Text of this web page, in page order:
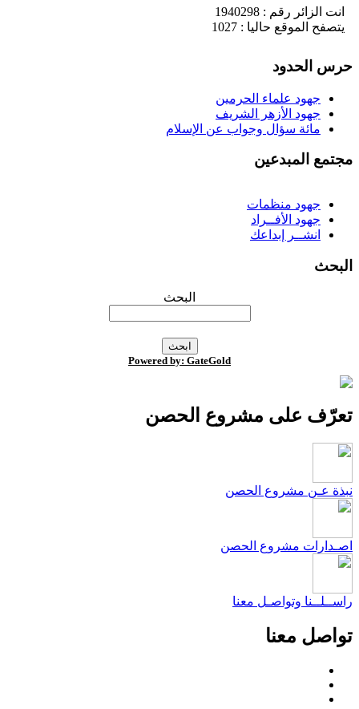
انت الزائر رقم : 1940298
يتصفح الموقع حاليا : 1027
الحدود
جهود علماء الحرمين
جهود الأزهر الشريف
مائة سؤال وجواب عن الإسلام
المبدعين
جهود منظمات
جهود الأفــراد
انشــر إبداعك
البحث
Powered by: GateGold
على مشروع الحصن
عـن مشروع الحصن
مشروع الحصن
وتواصـل معنا
معنا